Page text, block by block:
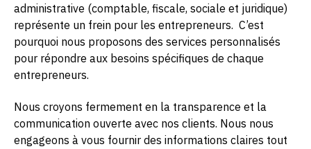
administrative (comptable, fiscale, sociale et juridique)
représente un frein pour les entrepreneurs. C’est
pourquoi nous proposons des services personnalisés
pour répondre aux besoins spécifiques de chaque
entrepreneurs.
Nous croyons fermement en la transparence et la
communication ouverte avec nos clients. Nous nous
engageons à vous fournir des informations claires tout